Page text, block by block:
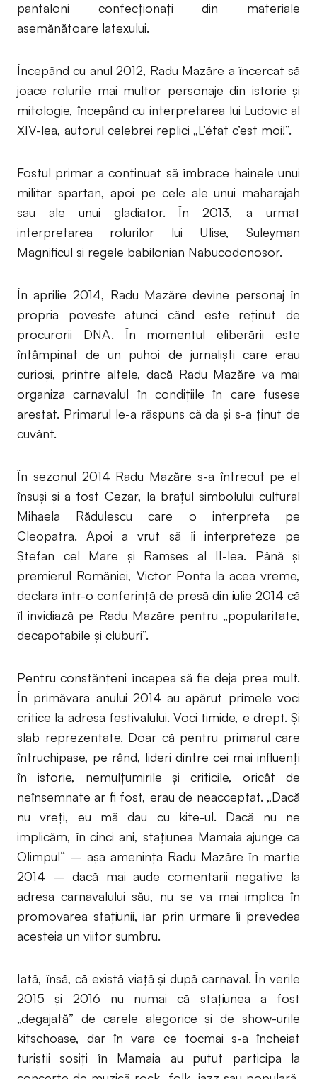
pantaloni confecționați din materiale
asemănătoare latexului.
Începând cu anul 2012, Radu Mazăre a încercat să
joace rolurile mai multor personaje din istorie și
mitologie, începând cu interpretarea lui Ludovic al
XIV-lea, autorul celebrei replici „L’état c’est moi!”.
Fostul primar a continuat să îmbrace hainele unui
militar spartan, apoi pe cele ale unui maharajah
sau ale unui gladiator. În 2013, a urmat
interpretarea rolurilor lui Ulise, Suleyman
Magnificul și regele babilonian Nabucodonosor.
În aprilie 2014, Radu Mazăre devine personaj în
propria poveste atunci când este reținut de
procurorii DNA. În momentul eliberării este
întâmpinat de un puhoi de jurnaliști care erau
curioși, printre altele, dacă Radu Mazăre va mai
organiza carnavalul în condițiile în care fusese
arestat. Primarul le-a răspuns că da și s-a ținut de
cuvânt.
În sezonul 2014 Radu Mazăre s-a întrecut pe el
însuși și a fost Cezar, la brațul simbolului cultural
Mihaela Rădulescu care o interpreta pe
Cleopatra. Apoi a vrut să îi interpreteze pe
Ștefan cel Mare și Ramses al II-lea. Până și
premierul României, Victor Ponta la acea vreme,
declara într-o conferință de presă din iulie 2014 că
îl invidiază pe Radu Mazăre pentru „popularitate,
decapotabile și cluburi”.
Pentru constănțeni începea să fie deja prea mult.
În primăvara anului 2014 au apărut primele voci
critice la adresa festivalului. Voci timide, e drept. Și
slab reprezentate. Doar că pentru primarul care
întruchipase, pe rând, lideri dintre cei mai influenți
în istorie, nemulțumirile și criticile, oricât de
neînsemnate ar fi fost, erau de neacceptat. „Dacă
nu vreţi, eu mă dau cu kite-ul. Dacă nu ne
implicăm, în cinci ani, staţiunea Mamaia ajunge ca
Olimpul“ – așa amenința Radu Mazăre în martie
2014 – dacă mai aude comentarii negative la
adresa carnavalului său, nu se va mai implica în
promovarea stațiunii, iar prin urmare îi prevedea
acesteia un viitor sumbru.
Iată, însă, că există viață și după carnaval. În verile
2015 și 2016 nu numai că stațiunea a fost
„degajată” de carele alegorice și de show-urile
kitschoase, dar în vara ce tocmai s-a încheiat
turiștii sosiți în Mamaia au putut participa la